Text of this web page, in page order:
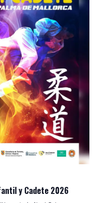
y Cadete 2026